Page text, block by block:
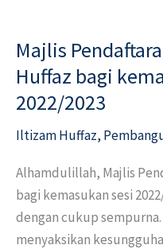
Majlis
Huffaz bagi
2022/2023
Iltizam Huffaz,
Alhamdulillah, Majlis
bagi kemasukan sesi
dengan cukup
menyaksikan
Pelajar
Iltizam
Huffaz
kemasukan
2022/2023